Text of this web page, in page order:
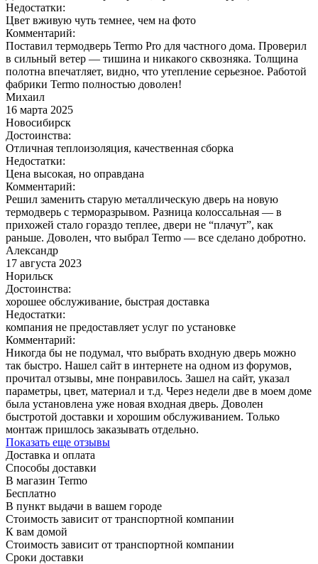
Недостатки:
Цвет вживую чуть темнее, чем на фото
Комментарий:
Поставил термодверь Termo Pro для частного дома. Проверил
в сильный ветер — тишина и никакого сквозняка. Толщина
полотна впечатляет, видно, что утепление серьезное. Работой
фабрики Termo полностью доволен!
Михаил
16 марта 2025
Новосибирск
Достоинства:
Отличная теплоизоляция, качественная сборка
Недостатки:
Цена высокая, но оправдана
Комментарий:
Решил заменить старую металлическую дверь на новую
термодверь с терморазрывом. Разница колоссальная — в
прихожей стало гораздо теплее, двери не “плачут”, как
раньше. Доволен, что выбрал Termo — все сделано добротно.
Александр
17 августа 2023
Норильск
Достоинства:
хорошее обслуживание, быстрая доставка
Недостатки:
компания не предоставляет услуг по установке
Комментарий:
Никогда бы не подумал, что выбрать входную дверь можно
так быстро. Нашел сайт в интернете на одном из форумов,
прочитал отзывы, мне понравилось. Зашел на сайт, указал
параметры, цвет, материал и т.д. Через недели две в моем доме
была установлена уже новая входная дверь. Доволен
быстротой доставки и хорошим обслуживанием. Только
монтаж пришлось заказывать отдельно.
Показать еще отзывы
Доставка и оплата
Способы доставки
В магазин Termo
Бесплатно
В пункт выдачи в вашем городе
Стоимость зависит от транспортной компании
К вам домой
Стоимость зависит от транспортной компании
Сроки доставки